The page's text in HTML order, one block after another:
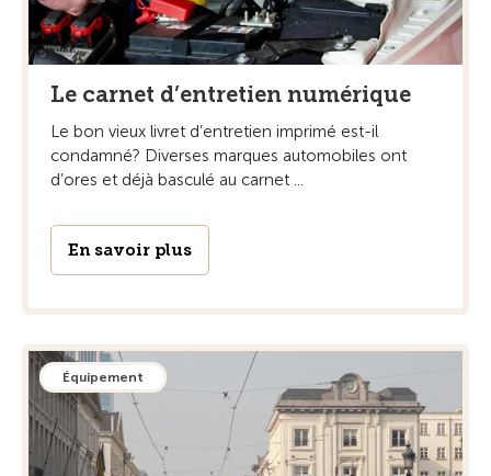
Le carnet d’entretien numérique
Le bon vieux livret d’entretien imprimé est-il
condamné? Diverses marques automobiles ont
d’ores et déjà basculé au carnet ...
En savoir plus
Équipement